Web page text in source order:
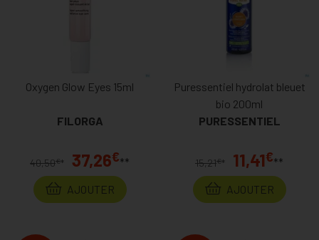
Oxygen Glow Eyes 15ml
FILORGA
40,50€* 37,26€**
AJOUTER
Puressentiel hydrolat bleuet
bio 200ml
PURESSENTIEL
15,21€* 11,41€**
AJOUTER